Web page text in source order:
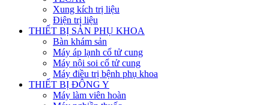
Xung kích trị liệu
Điện trị liệu
THIẾT BỊ SẢN PHỤ KHOA
Bàn khám sản
Máy áp lạnh cổ tử cung
Máy nội soi cổ tử cung
Máy điều trị bệnh phụ khoa
THIẾT BỊ ĐÔNG Y
Máy làm viên hoàn